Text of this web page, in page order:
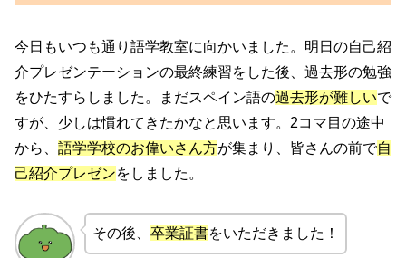
今日もいつも通り語学教室に向かいました。明日の自己紹
介プレゼンテーションの最終練習をした後、過去形の勉強
をひたすらしました。まだスペイン語の過去形が難しいで
すが、少しは慣れてきたかなと思います。2コマ目の途中
から、 語学学校のお偉いさん方が集まり、皆さんの前で自
己紹介プレゼンをしました。
その後、 卒業証書をいただきました！